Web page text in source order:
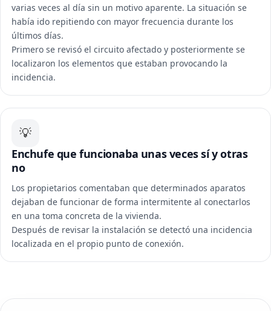
varias veces al día sin un motivo aparente. La situación se
había ido repitiendo con mayor frecuencia durante los
últimos días.
Primero se revisó el circuito afectado y posteriormente se
localizaron los elementos que estaban provocando la
incidencia.
💡
Enchufe que funcionaba unas veces sí y otras
no
Los propietarios comentaban que determinados aparatos
dejaban de funcionar de forma intermitente al conectarlos
en una toma concreta de la vivienda.
Después de revisar la instalación se detectó una incidencia
localizada en el propio punto de conexión.